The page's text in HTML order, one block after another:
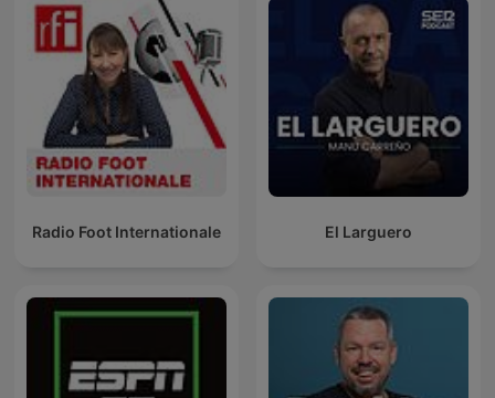
Radio Foot Internationale El Larguero